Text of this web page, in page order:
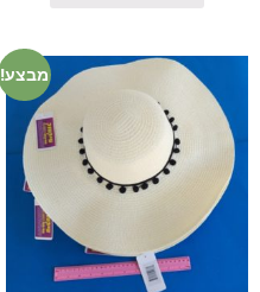
מבצע!